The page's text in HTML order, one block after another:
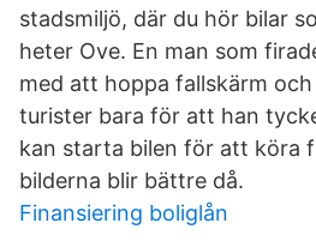
stadsmiljö, där du hör bilar
heter Ove. En man som
med att hoppa fallskärm
turister bara för att han
kan starta bilen för att köra
bilderna blir bättre då.
Finansiering boliglån